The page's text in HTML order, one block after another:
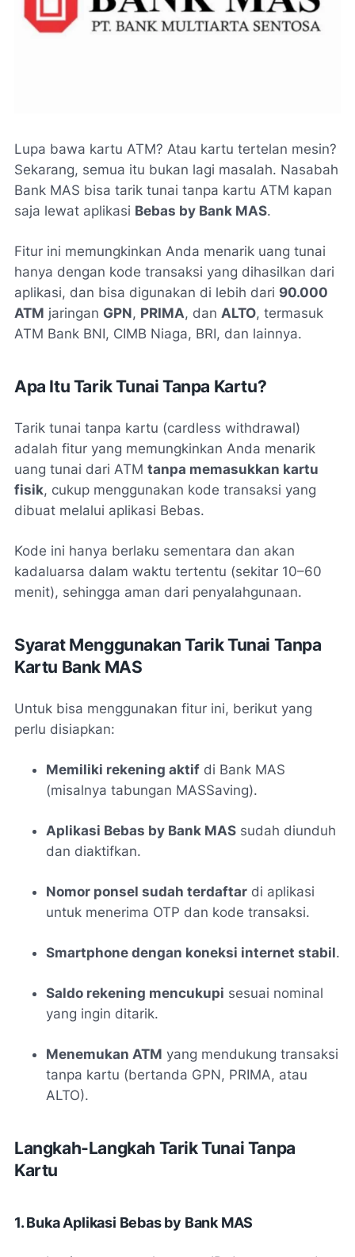
Lupa bawa kartu ATM? Atau kartu tertelan mesin?
Sekarang, semua itu bukan lagi masalah. Nasabah
Bank MAS bisa tarik tunai tanpa kartu ATM kapan
saja lewat aplikasi Bebas by Bank MAS.
Fitur ini memungkinkan Anda menarik uang tunai
hanya dengan kode transaksi yang dihasilkan dari
aplikasi, dan bisa digunakan di lebih dari 90.000
ATM jaringan GPN, PRIMA, dan ALTO, termasuk
ATM Bank BNI, CIMB Niaga, BRI, dan lainnya.
Apa Itu Tarik Tunai Tanpa Kartu?
Tarik tunai tanpa kartu (cardless withdrawal)
adalah fitur yang memungkinkan Anda menarik
uang tunai dari ATM tanpa memasukkan kartu
fisik, cukup menggunakan kode transaksi yang
dibuat melalui aplikasi Bebas.
Kode ini hanya berlaku sementara dan akan
kadaluarsa dalam waktu tertentu (sekitar 10–60
menit), sehingga aman dari penyalahgunaan.
Syarat Menggunakan Tarik Tunai Tanpa
Kartu Bank MAS
Untuk bisa menggunakan fitur ini, berikut yang
perlu disiapkan:
Memiliki rekening aktif di Bank MAS
(misalnya tabungan MASSaving).
Aplikasi Bebas by Bank MAS sudah diunduh
dan diaktifkan.
Nomor ponsel sudah terdaftar di aplikasi
untuk menerima OTP dan kode transaksi.
Smartphone dengan koneksi internet stabil.
Saldo rekening mencukupi sesuai nominal
yang ingin ditarik.
Menemukan ATM yang mendukung transaksi
tanpa kartu (bertanda GPN, PRIMA, atau
ALTO).
Langkah-Langkah Tarik Tunai Tanpa
Kartu
1. Buka Aplikasi Bebas by Bank MAS